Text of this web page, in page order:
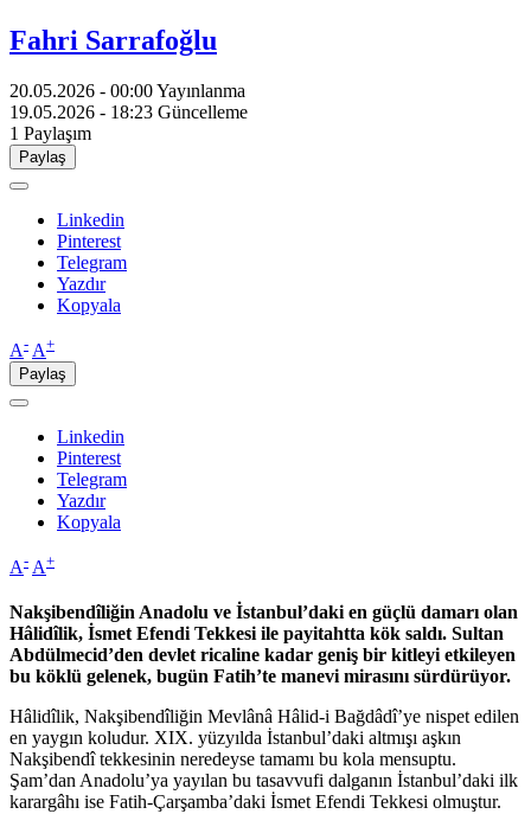
Fahri Sarrafoğlu
20.05.2026 - 00:00Yayınlanma
19.05.2026 - 18:23 Güncelleme
1 Paylaşım
Paylaş
Linkedin
Pinterest
Telegram
Yazdır
Kopyala
A- A+
Paylaş
Linkedin
Pinterest
Telegram
Yazdır
Kopyala
A- A+
Nakşibendîliğin Anadolu ve İstanbul’daki en güçlü damarı olan
Hâlidîlik, İsmet Efendi Tekkesi ile payitahtta kök saldı. Sultan
Abdülmecid’den devlet ricaline kadar geniş bir kitleyi etkileyen
bu köklü gelenek, bugün Fatih’te manevi mirasını sürdürüyor.
Hâlidîlik, Nakşibendîliğin Mevlânâ Hâlid-i Bağdâdî’ye nispet edilen
en yaygın koludur. XIX. yüzyılda İstanbul’daki altmışı aşkın
Nakşibendî tekkesinin neredeyse tamamı bu kola mensuptu.
Şam’dan Anadolu’ya yayılan bu tasavvufi dalganın İstanbul’daki ilk
karargâhı ise Fatih-Çarşamba’daki İsmet Efendi Tekkesi olmuştur.